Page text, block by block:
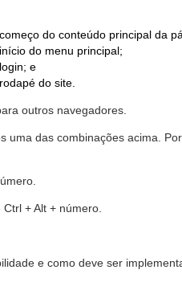
do conteúdo principal da
do menu principal;
e
do site.
outros navegadores.
das combinações acima.
+ Alt + número.
e como deve ser